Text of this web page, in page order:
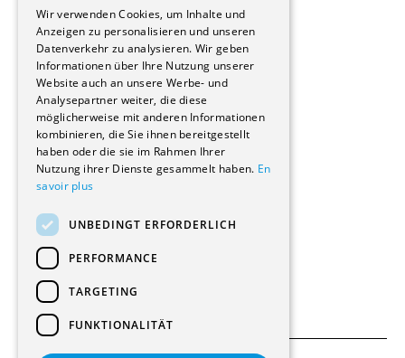
Immobilienverwaltungsgesellschaften
Stockwerkeigentum
Reportagen
Wohnungen
Renovierungen
Innere Umbauten
Gastgewerbe und Tourismus
Verwaltungsgebäude und Geschäfte
Schuleinrichtungen
Medizinische Einrichtungen
Kultur - Sport - Freizeit
Industrie - Handwerk
Transport und Parkplätze
Diverse Bauten
Wir verwenden Cookies, um Inhalte und
Anzeigen zu personalisieren und unseren
Datenverkehr zu analysieren. Wir geben
Informationen über Ihre Nutzung unserer
Website auch an unsere Werbe- und
Analysepartner weiter, die diese
möglicherweise mit anderen Informationen
kombinieren, die Sie ihnen bereitgestellt
haben oder die sie im Rahmen Ihrer
Nutzung ihrer Dienste gesammelt haben. En
savoir plus
UNBEDINGT ERFORDERLICH
PERFORMANCE
TARGETING
FUNKTIONALITÄT